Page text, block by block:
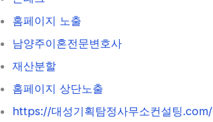
홈페이지 노출
남양주이혼전문변호사
재산분할
홈페이지 상단노출
https://대성기획탐정사무소컨설팅.com/